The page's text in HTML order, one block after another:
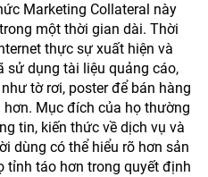
Marketing Collateral này
một thời gian dài. Thời
thực sự xuất hiện và
sử dụng tài liệu quảng cáo,
tờ rơi, poster để bán hàng
Mục đích của họ thường
tin, kiến thức về dịch vụ và
dùng có thể hiểu rõ hơn sản
tỉnh táo hơn trong quyết định